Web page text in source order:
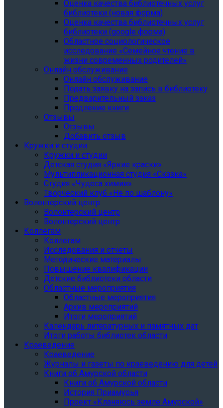
Oценка качества библиотечных услуг
библиотеки (новая форма)
Oценка качества библиотечных услуг
библиотеки (google форма)
Областное социологическое
исследование «Семейное чтение в
жизни современных родителей»
Онлайн обслуживание
Онлайн обслуживание
Подать заявку на запись в библиотеку
Предварительный заказ
Продление книги
Отзывы
Отзывы
Добавить отзыв
Кружки и студии
Кружки и студии
Детская студия «Яркие краски»
Мультипликационная студия «Сказка»
Студия «Чудеса химии»
Творческий клуб «Не по шаблону»
Волонтерский центр
Волонтерский центр
Волонтерский центр
Коллегам
Коллегам
Исследования и отчеты
Методические материалы
Повышение квалификации
Детские библиотеки области
Областные мероприятия
Областные мероприятия
Архив мероприятий
Итоги мероприятий
Календарь литературных и памятных дат
Итоги работы библиотек области
Краеведение
Краеведение
Журналы и газеты по краеведению для детей
Книги об Амурской области
Книги об Амурской области
История Приамурья
Проект «Кланяюсь земле Амурской»